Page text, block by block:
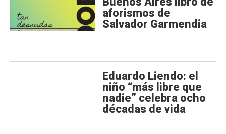
aforismos de
Salvador Garmendia
Eduardo Liendo: el
niño “más libre que
nadie” celebra ocho
décadas de vida